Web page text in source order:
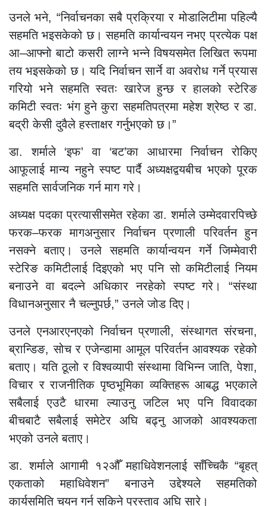
उनले भने, “निर्वाचनका सबै प्रक्रिया र मोडालिटीमा पहिल्यै
सहमति भइसकेको छ। सहमति कार्यान्वयन नभए प्रत्येक पक्ष
आ–आफ्नो बाटो कसरी लाग्ने भन्ने विषयसमेत लिखित रूपमा
तय भइसकेको छ। यदि निर्वाचन सार्ने वा अवरोध गर्ने प्रयास
गरियो भने सहमति स्वतः खारेज हुन्छ र हालको स्टेरिङ
कमिटी स्वतः भंग हुने कुरा सहमतिपत्रमा महेश श्रेष्ठ र डा.
बद्री केसी दुवैले हस्ताक्षर गर्नुभएको छ।”
डा. शर्माले ‘इफ’ वा ‘बट’का आधारमा निर्वाचन रोकिए
आफूलाई मान्य नहुने स्पष्ट पार्दै अध्यक्षद्वयबीच भएको पूरक
सहमति सार्वजनिक गर्न माग गरे।
अध्यक्ष पदका प्रत्यासीसमेत रहेका डा. शर्माले उम्मेदवारपिच्छे
फरक–फरक मागअनुसार निर्वाचन प्रणाली परिवर्तन हुन
नसक्ने बताए। उनले सहमति कार्यान्वयन गर्ने जिम्मेवारी
स्टेरिङ कमिटीलाई दिइएको भए पनि सो कमिटीलाई नियम
बनाउने वा बदल्ने अधिकार नरहेको स्पष्ट गरे। “संस्था
विधानअनुसार नै चल्नुपर्छ,” उनले जोड दिए।
उनले एनआरएनएको निर्वाचन प्रणाली, संस्थागत संरचना,
ब्रान्डिङ, सोच र एजेन्डामा आमूल परिवर्तन आवश्यक रहेको
बताए। यति ठूलो र विश्वव्यापी संस्थामा विभिन्न जाति, पेशा,
विचार र राजनीतिक पृष्ठभूमिका व्यक्तिहरू आबद्ध भएकाले
सबैलाई एउटै धारमा ल्याउनु जटिल भए पनि विवादका
बीचबाटै सबैलाई समेटेर अघि बढ्नु आजको आवश्यकता
भएको उनले बताए।
डा. शर्माले आगामी १२औँ महाधिवेशनलाई साँच्चिकै “बृहत्
एकताको महाधिवेशन” बनाउने उद्देश्यले सहमतिको
कार्यसमिति चयन गर्न सकिने प्रस्ताव अघि सारे।